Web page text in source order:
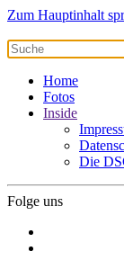
Zum Hauptinhalt
Home
Fotos
Inside
Die
Folge uns